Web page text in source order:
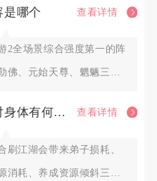
是哪个 查看详情
2全场景综合强度第一的阵
佛、元始天尊、魍魉三英
大掌门2小李组合刷江湖对身体有何影响 查看详情
刷江湖会带来弟子损耗、
消耗、养成资源倾斜三大